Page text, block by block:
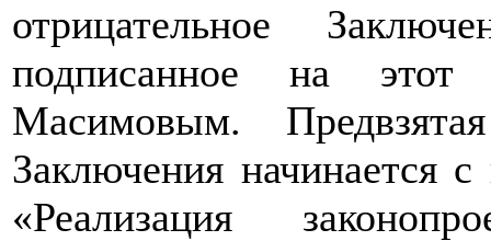
отрицательное
подписанное на
Масимовым.
Заключения начинается
«Реализация